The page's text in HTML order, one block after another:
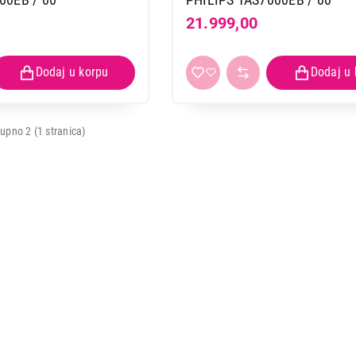
21.999,00
2 (1 stranica)
ZVUČNICI